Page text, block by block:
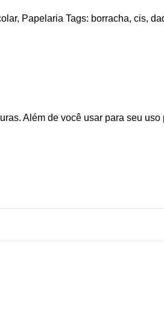
, Papelaria Tags: borracha, cis,
Além de você usar para seu uso